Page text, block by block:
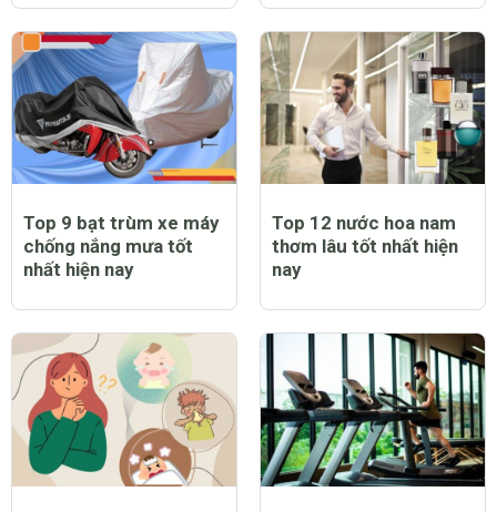
Top 9 bạt trùm xe máy
chống nắng mưa tốt
nhất hiện nay
Top 12 nước hoa nam
thơm lâu tốt nhất hiện
nay